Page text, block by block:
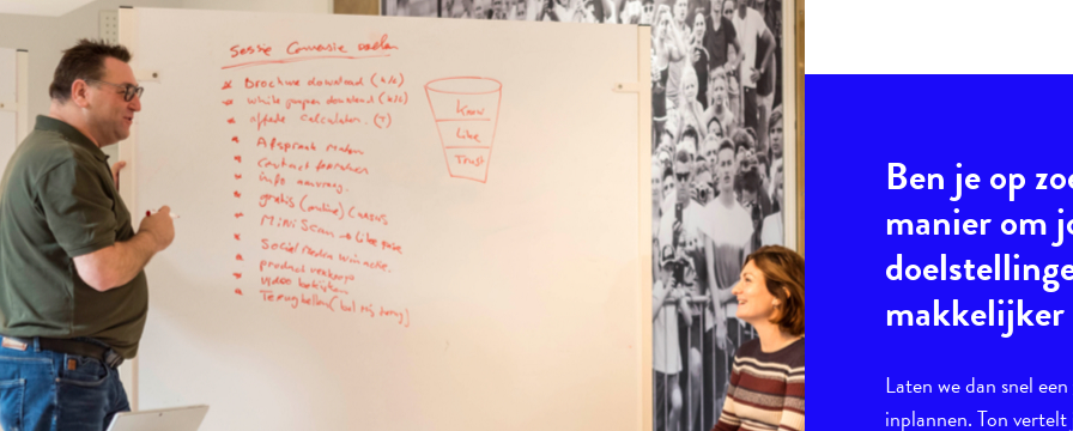
Ben je op
manier om
makkelijker
Laten we dan snel een
inplannen. Ton